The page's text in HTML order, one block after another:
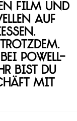
Film und
auf
Powell-
bist du
mit